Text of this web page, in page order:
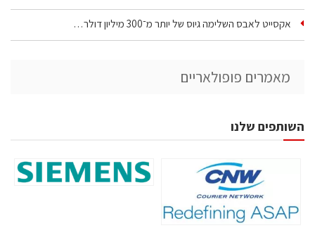
אקסייט לאבס השלימה גיוס של יותר מ־300 מיליון דולר…
מאמרים פופולאריים
השותפים שלנו